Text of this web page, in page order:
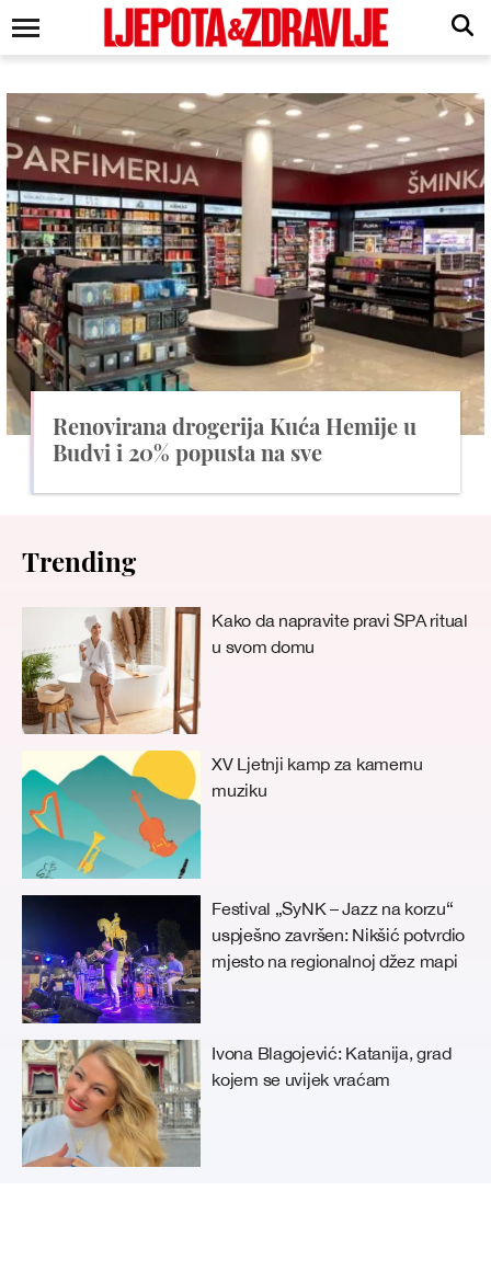
Renovirana drogerija Kuća Hemije u
Budvi i 20% popusta na sve
Trending
Kako da napravite pravi SPA ritual
u svom domu
XV Ljetnji kamp za kamernu
muziku
Festival „SyNK – Jazz na korzu“
uspješno završen: Nikšić potvrdio
mjesto na regionalnoj džez mapi
Ivona Blagojević: Katanija, grad
kojem se uvijek vraćam